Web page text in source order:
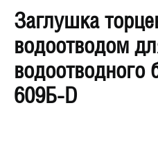
Заглушка
водоотводом
водоотводного
609Б-D